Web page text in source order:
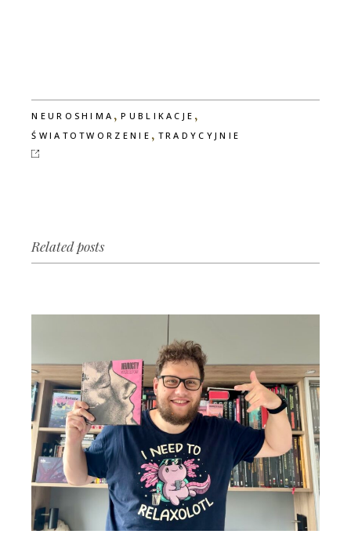
NEUROSHIMA ,PUBLIKACJE ,
ŚWIATOTWORZENIE , TRADYCYJNIE
Related posts